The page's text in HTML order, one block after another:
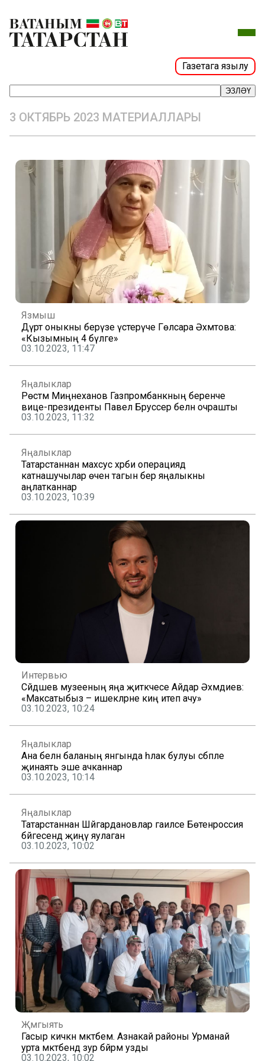
Газетага язылу
ЭЗЛӘҮ
3 ОКТЯБРЬ 2023 МАТЕРИАЛЛАРЫ
Язмыш
Дүрт оныкны берүзе үстерүче Гөлсара Әхмәтова:
«Кызымның 4 бүләге»
03.10.2023, 11:47
Яңалыклар
Рөстәм Миңнеханов Газпромбанкның беренче
вице-президенты Павел Бруссер белән очрашты
03.10.2023, 11:32
Яңалыклар
Татарстаннан махсус хәрби операциядә
катнашучылар өчен тагын бер яңалыкны
аңлатканнар
03.10.2023, 10:39
Интервью
Сәйдәшев музееның яңа җитәкчесе Айдар Әхмәдиев:
«Максатыбыз – ишекләрне киң итеп ачу»
03.10.2023, 10:24
Яңалыклар
Ана белән баланың янгында һәлак булуы сәбәпле
җинаять эше ачканнар
03.10.2023, 10:14
Яңалыклар
Татарстаннан Шәйгардановлар гаиләсе Бөтенроссия
бәйгесендә җиңү яулаган
03.10.2023, 10:02
Җәмгыять
Гасыр кичкән мәктәбем. Азнакай районы Урманай
урта мәктәбендә зур бәйрәм узды
03.10.2023, 10:02